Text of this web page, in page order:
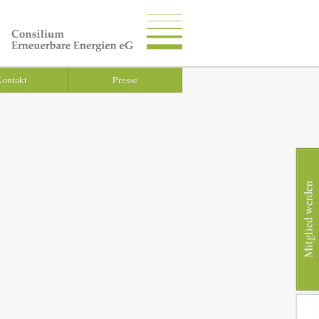
Mitglied werden
Presse